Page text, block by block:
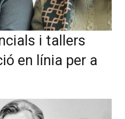
i tallers
en línia per a
a
a Catalunya?
a participar i